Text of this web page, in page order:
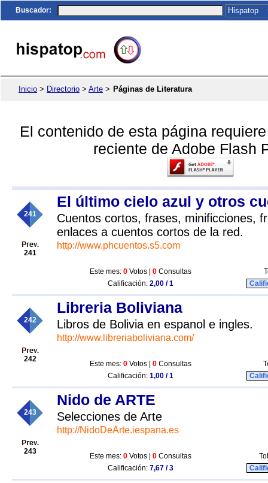
Buscador:
Inicio > Directorio > Arte > Páginas de Literatura
El contenido de esta página
reciente de Adobe Flash
241
241
El último cielo azul y otros
Cuentos cortos, frases, minificciones,
enlaces a cuentos cortos de la red.
http://www.phcuentos.s5.com
Este mes: 0 Votos | 0 Consultas
Calificación: 2,00 / 1
242
242
Libreria Boliviana
Libros de Bolivia en espanol e ingles.
http://www.libreriaboliviana.com/
Este mes: 0 Votos | 0 Consultas
Calificación: 1,00 / 1
243
243
Nido de ARTE
Selecciones de Arte
http://NidoDeArte.iespana.es
Este mes: 0 Votos | 0 Consultas
Calificación: 7,67 / 3